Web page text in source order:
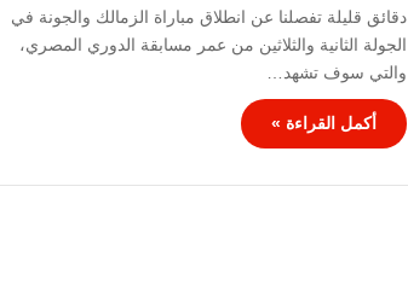
دقائق قليلة تفصلنا عن انطلاق مباراة الزمالك والجونة في
الجولة الثانية والثلاثين من عمر مسابقة الدوري المصري،
والتي سوف تشهد…
أكمل القراءة »